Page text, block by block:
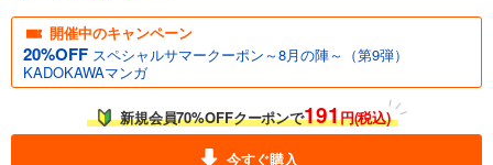
開催中のキャンペーン
20%OFF スペシャルサマークーポン～8月の陣～（第9弾）
KADOKAWAマンガ
新規会員70%OFFクーポンで191円(税込)
今すぐ購入
完結
あらすじを表示する
ブラッドラッド 7巻